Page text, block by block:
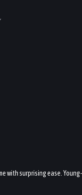
with surprising ease.